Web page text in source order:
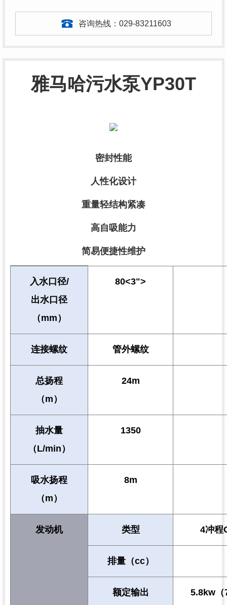
咨询热线： 029-83211603
雅马哈污水泵YP30T
密封性能
人性化设计
重量轻结构紧凑
高自吸能力
简易便捷性维护
入水口径/
出水口径
（mm）
80<3">
连接螺纹 管外螺纹
总扬程
（m）
24m
抽水量
（L/min）
1350
吸水扬程
（m）
8m
发动机 类型 4冲程
排量（cc）
额定输出
5.8kw（